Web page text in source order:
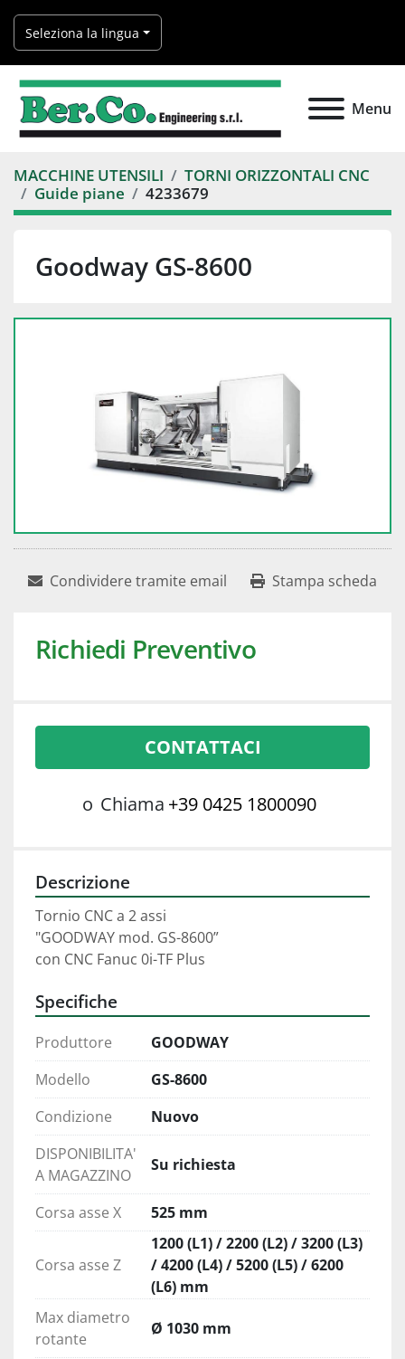
Seleziona la lingua
Menu
MACCHINE UTENSILI
TORNI ORIZZONTALI CNC
Guide piane
4233679
Goodway GS-8600
Condividere tramite email Stampa scheda
Richiedi Preventivo
CONTATTACI
o Chiama +39 0425 1800090
Descrizione
Tornio CNC a 2 assi
"GOODWAY mod. GS-8600”
con CNC Fanuc 0i-TF Plus
Specifiche
Produttore
GOODWAY
Modello
GS-8600
Condizione
Nuovo
DISPONIBILITA'
A MAGAZZINO
Su richiesta
Corsa asse X 525 mm
Corsa asse Z
1200 (L1) / 2200 (L2) / 3200 (L3)
/ 4200 (L4) / 5200 (L5) / 6200
(L6) mm
Max diametro
rotante
Ø 1030 mm